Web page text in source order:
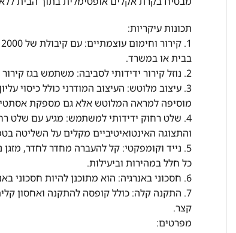
תכונות עיקריות:
בבית או במשרד.
2. נוזל קירור ידידותי לסביבה: משתמש בגז קירור R410a, שהוא ידידותי יותר לסביבה ומסייע בהפחתת זיהום האוויר.
3. עיצוב מלוטש: העיצוב המודרני כולל
מוסיפה למראה המלוטש אלא גם מספקת
והתצוגה האינטואיטיביים מקלים על השליטה
5. נייד וקומפקטי: קל להעברה מחדר לחדר,
כל חלל במהירות וביעילות.
6. חסכוני באנרגיה: הוא מתוכנן להיות חסכוני באנרגיה, ומסייע לחסוך בחשבונות החשמל תוך מתן ביצועים רבי-עוצמה.
7. התקנה קלה: כולל קופסה להתקנה ואחסון
קצר.
מפרטים: